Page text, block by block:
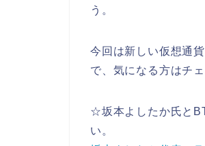
う。
今回は新しい仮想通
で、気になる方はチ
☆坂本よしたか氏と
い。